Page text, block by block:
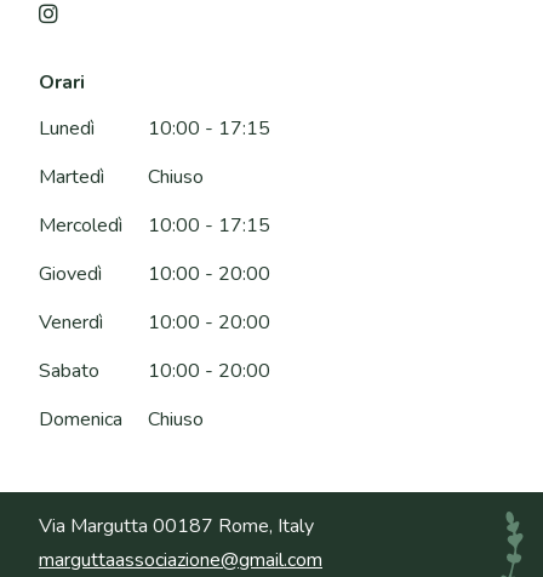

Orari
Lunedì
10:00 - 17:15
Martedì
Chiuso
Mercoledì
10:00 - 17:15
Giovedì
10:00 - 20:00
Venerdì
10:00 - 20:00
Sabato
10:00 - 20:00
Domenica
Chiuso
Via Margutta 00187 Rome, Italy
marguttaassociazione@gmail.com